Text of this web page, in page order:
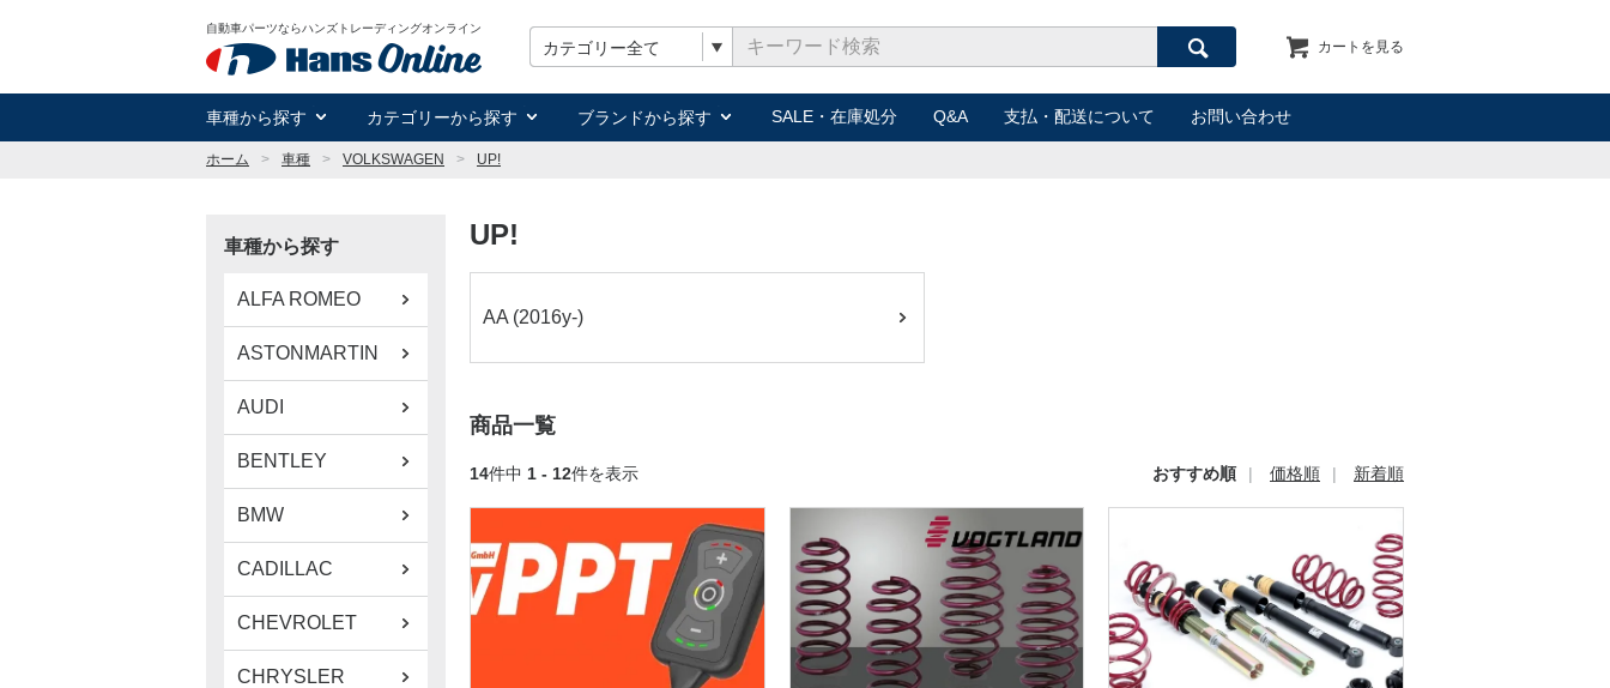
自動車パーツならハンズトレーディングオンライン
キーワード検索 検索 カートを見る
車種から探す カテゴリーから探す ブランドから探す SALE・在庫処分 Q&A 支払・配送について お問い合わせ
ホーム 車種 VOLKSWAGEN UP!
UP!
AA (2016y-)
商品一覧
14件中 1 - 12件を表示 おすすめ順 価格順 新着順
車種から探す
ALFA ROMEO
ASTONMARTIN
AUDI
BENTLEY
BMW
CADILLAC
CHEVROLET
CHRYSLER